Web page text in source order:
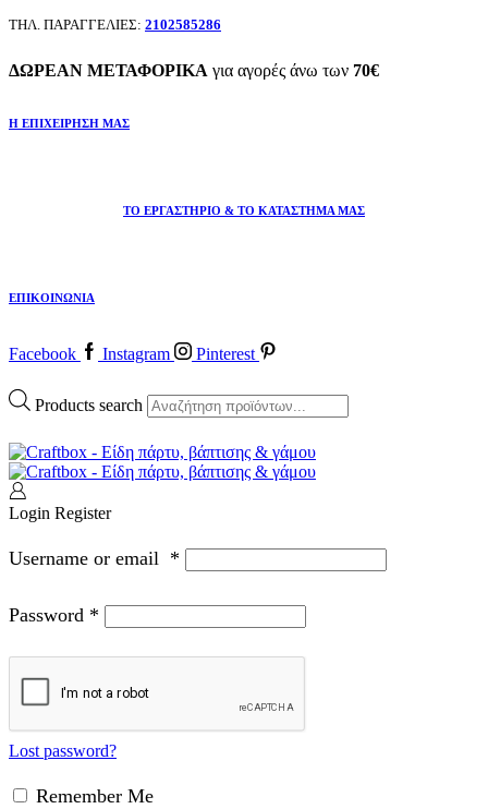
ΤΗΛ. ΠΑΡΑΓΓΕΛΙΕΣ: 2102585286
ΔΩΡΕΑΝ ΜΕΤΑΦΟΡΙΚΑ για αγορές άνω των 70€
Η ΕΠΙΧΕΙΡΗΣΗ ΜΑΣ
ΤΟ ΕΡΓΑΣΤΗΡΙΟ & ΤΟ ΚΑΤΑΣΤΗΜΑ ΜΑΣ
ΕΠΙΚΟΙΝΩΝΙΑ
Facebook Instagram Pinterest
Products search
Login Register
Username or email *
Password *
Lost password?
Remember Me